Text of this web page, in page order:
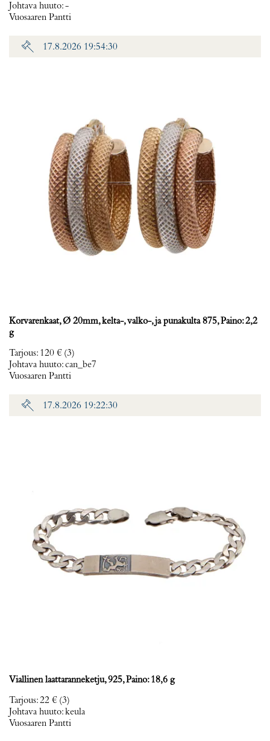
Johtava huuto:-
Vuosaaren Pantti
17.8.2026 19:54:30
Korvarenkaat, Ø 20mm, kelta-, valko-, ja punakulta 875, Paino: 2,2
g
Tarjous: 120 € (3)
Johtava huuto:can_be7
Vuosaaren Pantti
17.8.2026 19:22:30
Viallinen laattaranneketju, 925, Paino: 18,6 g
Tarjous:22 € (3)
Johtava huuto:keula
Vuosaaren Pantti